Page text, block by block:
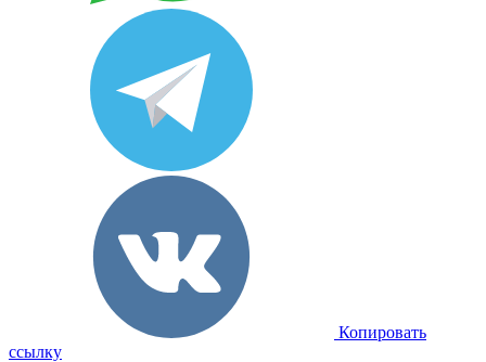
Копировать
ссылку